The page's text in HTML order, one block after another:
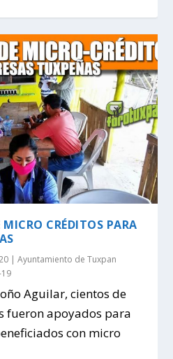
CRÉDITOS PARA
|Ayuntamiento de Tuxpan
19
Aguilar, cientos de
fueron apoyados para
con micro